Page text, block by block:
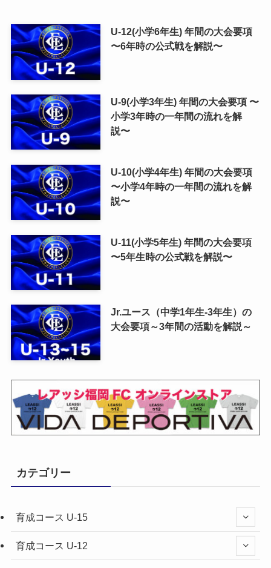
U-12(小学6年生) 年間の大会要項
〜6年時の公式戦を解説〜
U-9(小学3年生) 年間の大会要項 〜
小学3年時の一年間の流れを解
説〜
U-10(小学4年生) 年間の大会要項
〜小学4年時の一年間の流れを解
説〜
U-11(小学5年生) 年間の大会要項
〜5年生時の公式戦を解説〜
Jr.ユース（中学1年生-3年生）の
大会要項～3年間の活動を解説～
カテゴリー
育成コース U-15
育成コース U-12